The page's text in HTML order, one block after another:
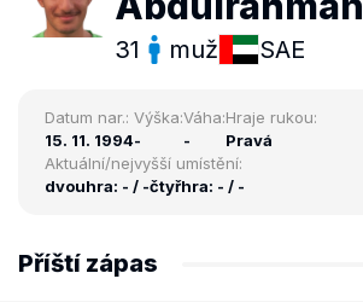
31 muž SAE
Datum nar.:
15. 11. 1994
Výška:
-
Váha:
-
Hraje rukou:
Pravá
Aktuální/nejvyšší umístění:
dvouhra: - / -čtyřhra: - / -
Příští zápas